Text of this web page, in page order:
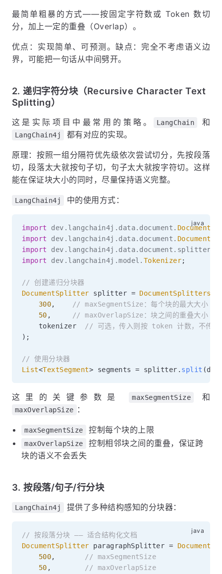
最简单粗暴的方式——按固定字符数或 Token 数切
分，加上一定的重叠（Overlap）。
优点：实现简单、可预测。缺点：完全不考虑语义边
界，可能把一句话从中间劈开。
2. 递归字符分块（Recursive Character Text
Splitting）
这是实际项目中最常用的策略。 LangChain 和
LangChain4j 都有对应的实现。
原理：按照一组分隔符优先级依次尝试切分，先按段落
切，段落太大就按句子切，句子太大就按字符切。这样
能在保证块大小的同时，尽量保持语义完整。
LangChain4j 中的使用方式：
import dev . langchain4j . data. document . Document
import
dev . langchain4j . data. document .
import
dev . langchain4j . data. document . splitter
import
dev . langchain4j .model . Tokenizer;
// 创建递归分块器
DocumentSplitter splitter = DocumentSplitters
300,
// maxSegmentSize：每个块的最大大小（
50 ,
// maxOverlapSize：块之间的重叠大小
    tokenizer
// 可选，传入则按 token 计数，不传则
) ;
// 使用分块器
List<TextSegment> segments = splitter . split (
这里的关键参数是 maxSegmentSize 和
maxOverlapSize ：
maxSegmentSize 控制每个块的上限
maxOverlapSize
控制相邻块之间的重叠，保证跨
块的语义不会丢失
3. 按段落/句子/行分块
LangChain4j 提供了多种结构感知的分块器：
// 按段落分块 —— 适合结构化文档
DocumentSplitter paragraphSplitter =
500,
// maxSegmentSize
50 ,
// maxOverlapSize